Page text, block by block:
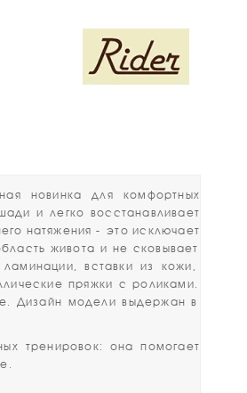
новинка для комфортных
и легко восстанавливает
натяжения -это исключает
живота и не сковывает
ламинации, вставки из
кожи,
пряжки с роликами.
Дизайн модели выдержан в
тренировок: она помогает